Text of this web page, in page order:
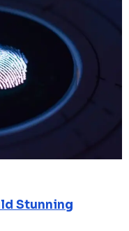
Stunning